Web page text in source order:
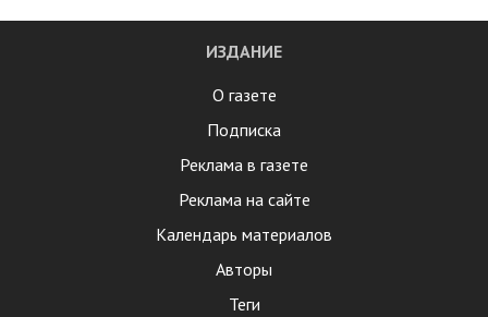
ИЗДАНИЕ
О газете
Подписка
Реклама в газете
Реклама на сайте
Календарь материалов
Авторы
Теги